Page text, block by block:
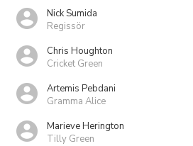
Nick Sumida
Regissör
Chris Houghton
Cricket Green
Artemis Pebdani
Gramma Alice
Marieve Herington
Tilly Green